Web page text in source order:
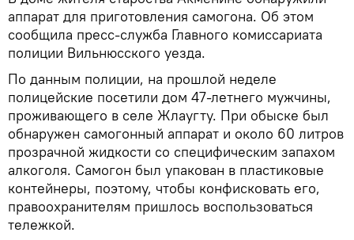
аппарат для приготовления самогона. Об этом
сообщила пресс-служба Главного комиссариата
полиции Вильнюсского уезда.
По данным полиции, на прошлой неделе
полицейские посетили дом 47-летнего мужчины,
проживающего в селе Жлаугту. При обыске был
обнаружен самогонный аппарат и около 60 литров
прозрачной жидкости со специфическим запахом
алкоголя. Самогон был упакован в пластиковые
контейнеры, поэтому, чтобы конфисковать его,
правоохранителям пришлось воспользоваться
тележкой.